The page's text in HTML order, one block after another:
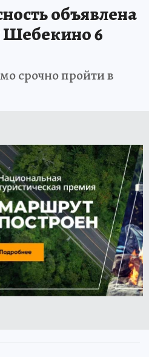
объявлена
Шебекино 6
срочно пройти в